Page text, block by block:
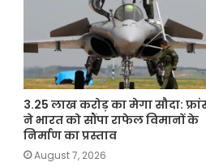
3.25 लाख करोड़ का मेगा सौदा:
ने भारत को सौंपा राफेल विमानों के
निर्माण का प्रस्ताव
August 7, 2026